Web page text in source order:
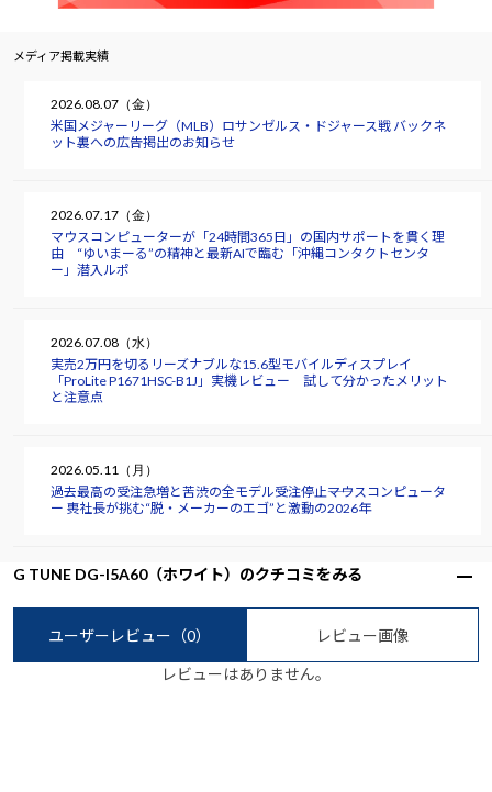
メディア掲載実績
2026.08.07（金）
米国メジャーリーグ（MLB）ロサンゼルス・ドジャース戦 バックネ
ット裏への広告掲出のお知らせ
2026.07.17（金）
マウスコンピューターが「24時間365日」の国内サポートを貫く理
由 “ゆいまーる”の精神と最新AIで臨む「沖縄コンタクトセンタ
ー」潜入ルポ
2026.07.08（水）
実売2万円を切るリーズナブルな15.6型モバイルディスプレイ
「ProLite P1671HSC-B1J」実機レビュー 試して分かったメリット
と注意点
2026.05.11（月）
過去最高の受注急増と苦渋の全モデル受注停止――マウスコンピュータ
ー 軣社長が挑む“脱・メーカーのエゴ”と激動の2026年
G TUNE DG-I5A60（ホワイト）のクチコミをみる
ユーザーレビュー （0） レビュー画像
レビューはありません。